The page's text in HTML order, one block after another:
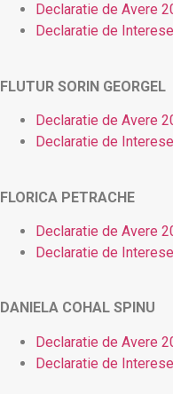
Declaratie de Avere
Declaratie de
FLUTUR SORIN GEORGEL
Declaratie de Avere
Declaratie de
FLORICA PETRACHE
Declaratie de Avere
Declaratie de
DANIELA COHAL SPINU
Declaratie de Avere
Declaratie de